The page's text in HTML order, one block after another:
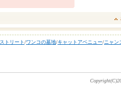
トリート/ワンコの墓地/キャットアベニュー/ニャン